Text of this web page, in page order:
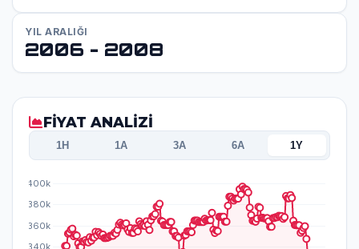
YIL ARALIĞI
2006 - 2008
FİYAT ANALİZİ
1H 1A 3A 6A 1Y